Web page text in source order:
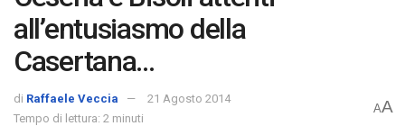
all’entusiasmo della
Casertana…
di Raffaele Veccia
21 Agosto 2014
Tempo di lettura: 2 minuti
AA